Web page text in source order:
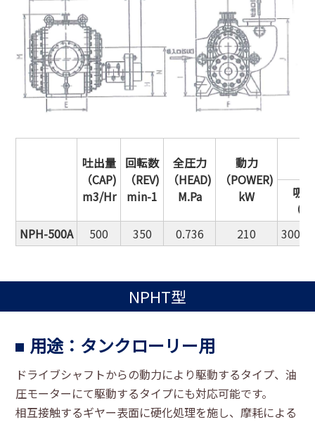
吐出量
（CAP)
m3/Hr
回転数
（REV)
min-1
全圧力
（HEAD)
M.Pa
動力
（POWER)
kW
吸
（
NPH-500A
500 350 0.736 210
NPHT型
用途：タンクローリー用
ドライブシャフトからの動力により駆動するタイプ、油
圧モーターにて駆動するタイプにも対応可能です。
相互接触するギヤー表面に硬化処理を施し、摩耗による